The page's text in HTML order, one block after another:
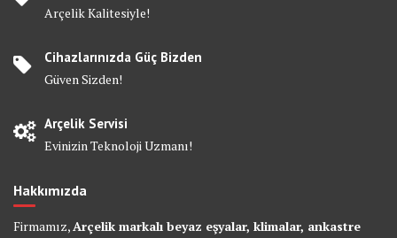
Arçelik Kalitesiyle!
Cihazlarınızda Güç Bizden
Güven Sizden!
Arçelik Servisi
Evinizin Teknoloji Uzmanı!
Hakkımızda
Firmamız,Arçelik markalı beyaz eşyalar, klimalar, ankastre